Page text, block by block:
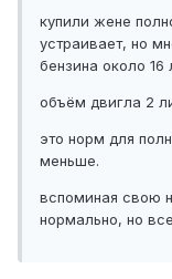
купили жене
устраивает, но
бензина около 16
объём двигла 2
это норм для
меньше.
вспоминая свою
нормально, но